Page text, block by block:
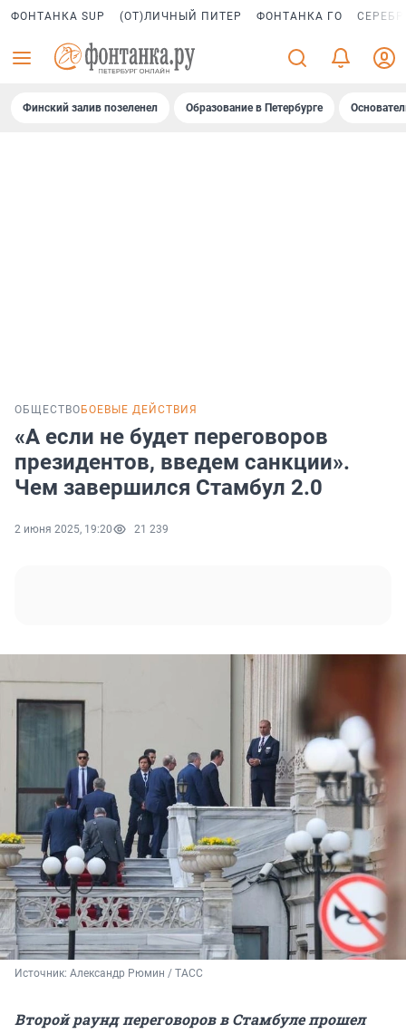
ФОНТАНКА SUP (ОТ)ЛИЧНЫЙ ПИТЕР ФОНТАНКА ГО
Финский залив позеленел Образование в Петербурге
ОБЩЕСТВО БОЕВЫЕ ДЕЙСТВИЯ
«А если не будет переговоров
президентов, введем санкции».
Чем завершился Стамбул 2.0
2 июня 2025, 19:20 21 239
Источник: Александр Рюмин / ТАСС
Второй раунд переговоров в Стамбуле прошел